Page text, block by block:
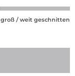
groß / weit geschnitten